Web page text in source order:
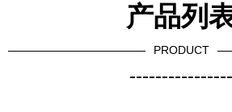
产品列
PRODUCT
----------------